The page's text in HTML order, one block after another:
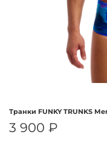
Транки FUNKY TRUNKS
3 900 ₽